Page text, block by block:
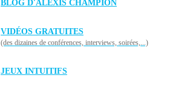
BLOG D'ALEXIS CHAMPION
VIDÉOS GRATUITES
(des dizaines de conférences, interviews, soirées,...)
JEUX INTUITIFS